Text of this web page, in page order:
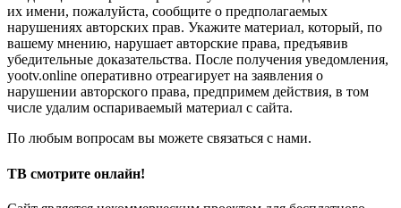
их имени, пожалуйста, сообщите о предполагаемых
нарушениях авторских прав. Укажите материал, который, по
вашему мнению, нарушает авторские права, предъявив
убедительные доказательства. После получения уведомления,
yootv.online оперативно отреагирует на заявления о
нарушении авторского права, предпримем действия, в том
числе удалим оспариваемый материал с сайта.
По любым вопросам вы можете связаться с нами.
ТВ смотрите онлайн!